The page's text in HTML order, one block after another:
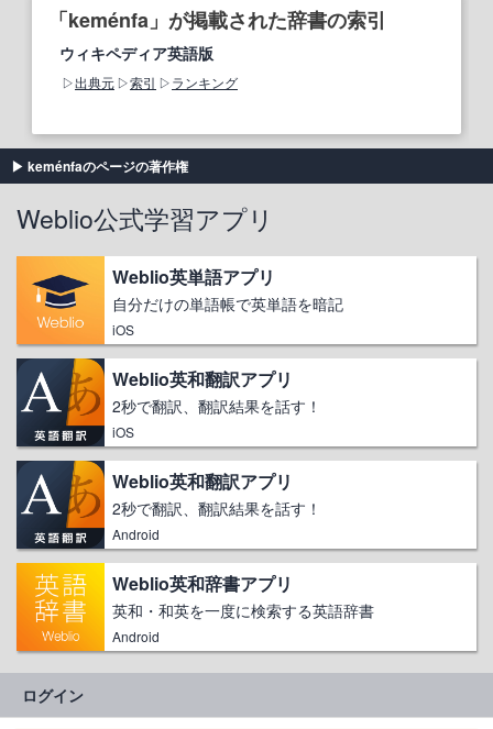
「keménfa」が掲載された辞書の索引
ウィキペディア英語版
出典元 索引 ランキング
keménfaのページの著作権
Weblio公式学習アプリ
Weblio英単語アプリ
自分だけの単語帳で英単語を暗記
iOS
Weblio英和翻訳アプリ
2秒で翻訳、翻訳結果を話す！
iOS
Weblio英和翻訳アプリ
2秒で翻訳、翻訳結果を話す！
Android
Weblio英和辞書アプリ
英和・和英を一度に検索する英語辞書
Android
ログイン